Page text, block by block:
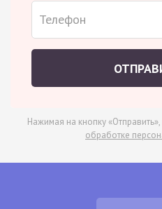
Нажимая на кнопку
обработке